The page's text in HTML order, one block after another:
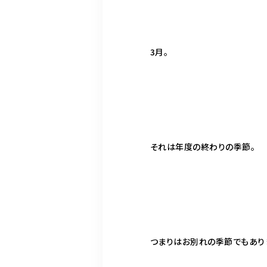
3月。
それは年度の終わりの季節。
つまりはお別れの季節でもあり